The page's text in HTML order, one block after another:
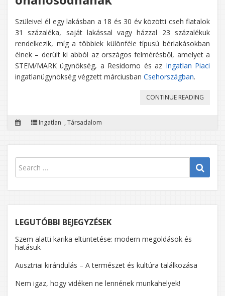
Szüleivel él egy lakásban a 18 és 30 év közötti cseh fiatalok
31 százaléka, saját lakással vagy házzal 23 százalékuk
rendelkezik, míg a többiek különféle típusú bérlakásokban
élnek – derült ki abból az országos felmérésből, amelyet a
STEM/MARK ügynökség, a Residomo és az Ingatlan Piaci
ingatlanügynökség végzett márciusban Csehországban.
CONTINUE READING
A
Ingatlan , Társadalom
LEGUTÓBBI BEJEGYZÉSEK
Szem alatti karika eltüntetése: modern megoldások és
hatásuk
Ausztriai kirándulás – A természet és kultúra találkozása
Nem igaz, hogy vidéken ne lennének munkahelyek!